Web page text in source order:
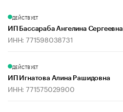
ДЕЙСТВУЕТ
ИП Бассараба Ангелина Сергеевна
ИНН: 771598038731
ДЕЙСТВУЕТ
ИП Игнатова Алина Рашидовна
ИНН: 771575029900